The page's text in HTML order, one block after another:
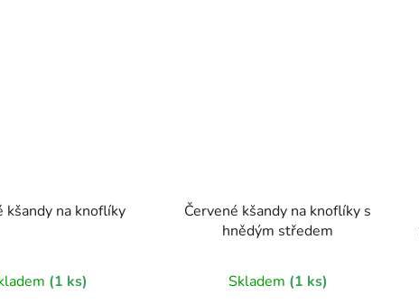
kšandy na knoflíky
(1 ks)
Červené kšandy na knoflíky s
hnědým středem
hodnocení
Skladem (1 ks)